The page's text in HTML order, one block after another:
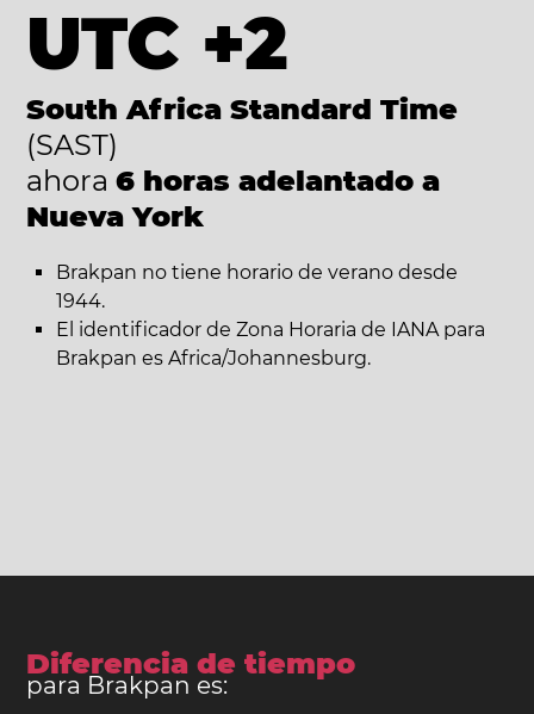
UTC +2
South Africa Standard Time
(SAST)
ahora 6 horas adelantado a
Nueva York
Brakpan no tiene horario de verano desde
1944.
El identificador de Zona Horaria de IANA para
Brakpan es Africa/Johannesburg.
Diferencia de tiempo
para Brakpan es: